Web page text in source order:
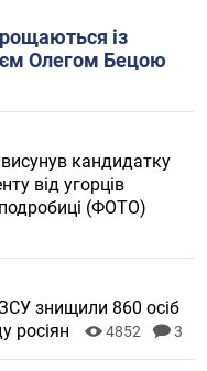
із
Олегом Бецою
висунув кандидатку
від угорців
(ФОТО)
знищили 860 осіб
росіян
4852 3